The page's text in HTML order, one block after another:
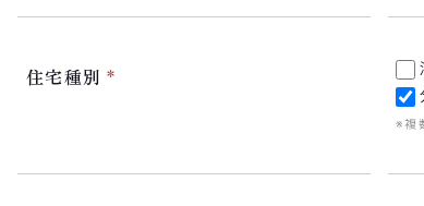
住宅種別
※複